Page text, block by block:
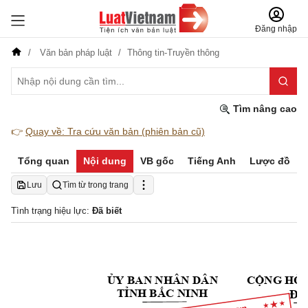
Đăng nhập
Văn bản pháp luật Thông tin-Truyền thông
Tìm nâng cao
👉 Quay về: Tra cứu văn bản (phiên bản cũ)
Tổng quan Nội dung VB gốc Tiếng Anh Lược đồ
Lưu Tìm từ trong trang
Tình trạng hiệu lực: Đã biết
ỦY BAN NHÂN DÂN
TỈNH BẮC NINH
CỘNG
Độ